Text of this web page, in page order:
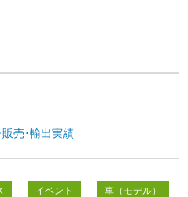
売･輸出実績
イベント 車（モデル）